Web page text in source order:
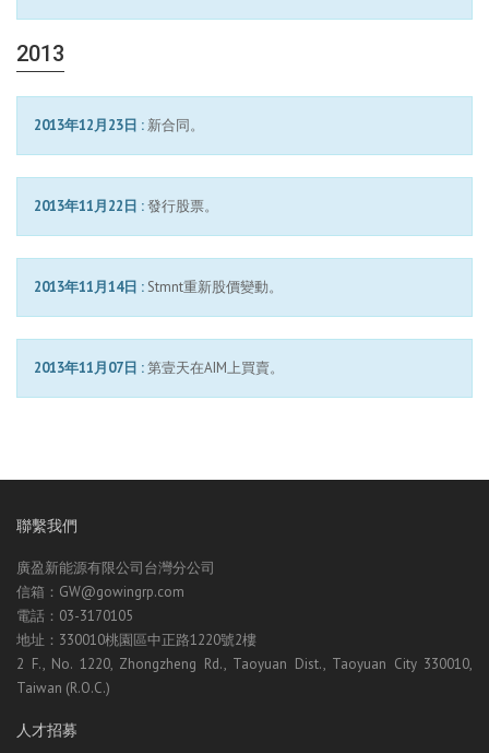
2013
2013年12月23日 : 新合同。
2013年11月22日 :發行股票。
2013年11月14日 : Stmnt重新股價變動。
2013年11月07日 :第壹天在AIM上買賣。
聯繫我們
廣盈新能源有限公司台灣分公司
信箱：GW@gowingrp.com
電話：03-3170105
地址：330010桃園區中正路1220號2樓
2 F., No. 1220, Zhongzheng Rd., Taoyuan Dist., Taoyuan City 330010,
Taiwan (R.O.C.)
人才招募